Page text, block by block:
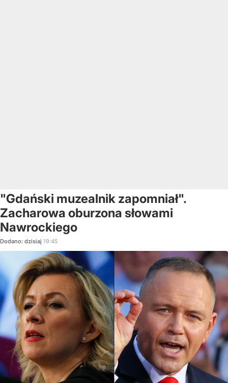
"Gdański muzealnik zapomniał".
Zacharowa oburzona słowami
Nawrockiego
Dodano: dzisiaj 19:45